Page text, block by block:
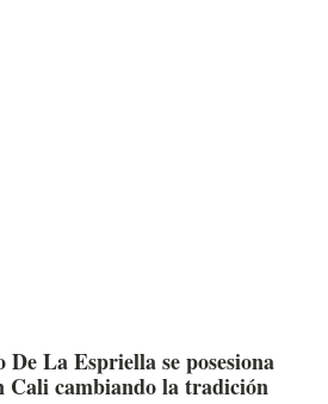
La Espriella se posesiona
Cali cambiando la tradición